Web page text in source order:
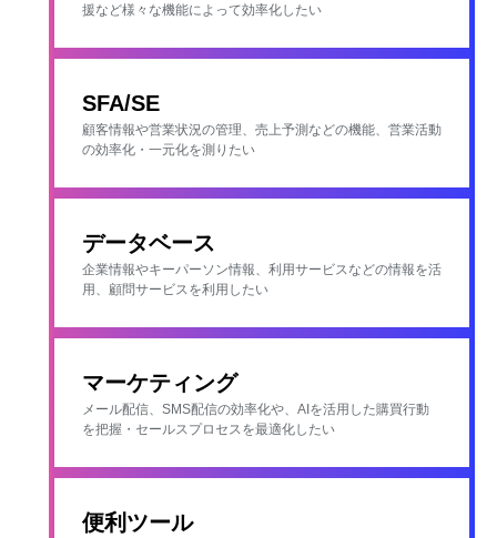
援など様々な機能によって効率化したい
SFA/SE
顧客情報や営業状況の管理、売上予測などの機能、営業活動
の効率化・一元化を測りたい
データベース
企業情報やキーパーソン情報、利用サービスなどの情報を活
用、顧問サービスを利用したい
マーケティング
メール配信、SMS配信の効率化や、AIを活用した購買行動
を把握・セールスプロセスを最適化したい
便利ツール